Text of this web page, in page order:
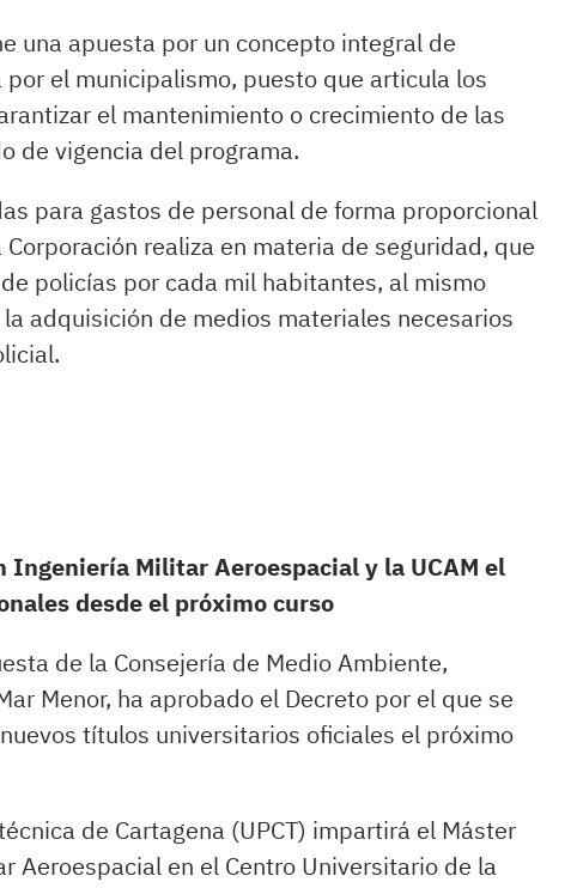
una apuesta por un concepto integral de
el municipalismo, puesto que articula los
el mantenimiento o crecimiento de las
de vigencia del programa.
para gastos de personal de forma proporcional
realiza en materia de seguridad, que
policías por cada mil habitantes, al mismo
adquisición de medios materiales necesarios
Ingeniería Militar Aeroespacial y la UCAM el
desde el próximo curso
de la Consejería de Medio Ambiente,
Menor, ha aprobado el Decreto por el que se
títulos universitarios oficiales el próximo
de Cartagena (UPCT) impartirá el Máster
Aeroespacial en el Centro Universitario de la